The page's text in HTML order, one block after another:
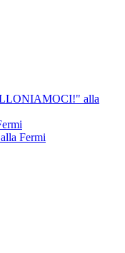
alla
Fermi